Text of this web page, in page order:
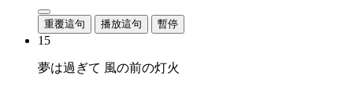
重覆這句 播放這句 暫停
15
夢は過ぎて 風の前の灯火